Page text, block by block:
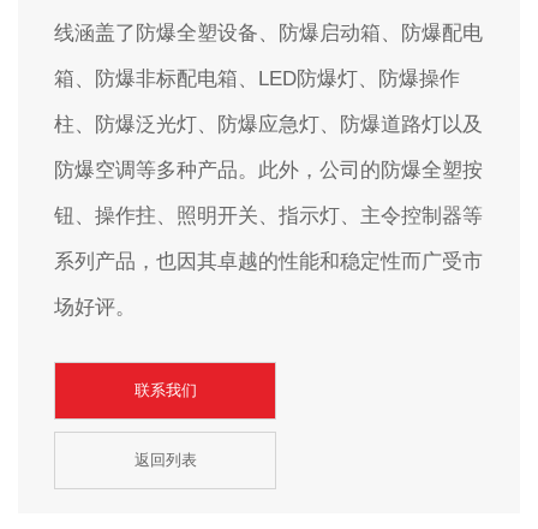
线涵盖了防爆全塑设备、防爆启动箱、防爆配电
箱、防爆非标配电箱、LED防爆灯、防爆操作
柱、防爆泛光灯、防爆应急灯、防爆道路灯以及
防爆空调等多种产品。此外，公司的防爆全塑按
钮、操作拄、照明开关、指示灯、主令控制器等
系列产品，也因其卓越的性能和稳定性而广受市
场好评。
联系我们
返回列表